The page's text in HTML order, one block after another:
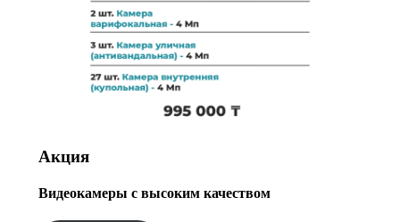
Акция
Видеокамеры с высоким качеством